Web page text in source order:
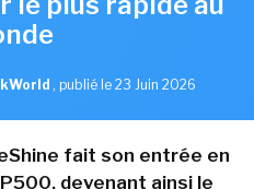
, publié le 23 Juin 2026
fait son entrée en
devenant ainsi le